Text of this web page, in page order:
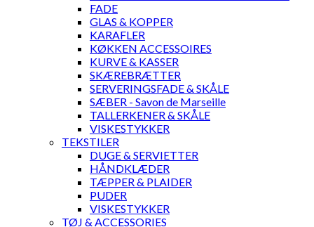
FADE
GLAS & KOPPER
KARAFLER
KØKKEN ACCESSOIRES
KURVE & KASSER
SKÆREBRÆTTER
SERVERINGSFADE & SKÅLE
SÆBER - Savon de Marseille
TALLERKENER & SKÅLE
VISKESTYKKER
TEKSTILER
DUGE & SERVIETTER
HÅNDKLÆDER
TÆPPER & PLAIDER
PUDER
VISKESTYKKER
TØJ & ACCESSORIES